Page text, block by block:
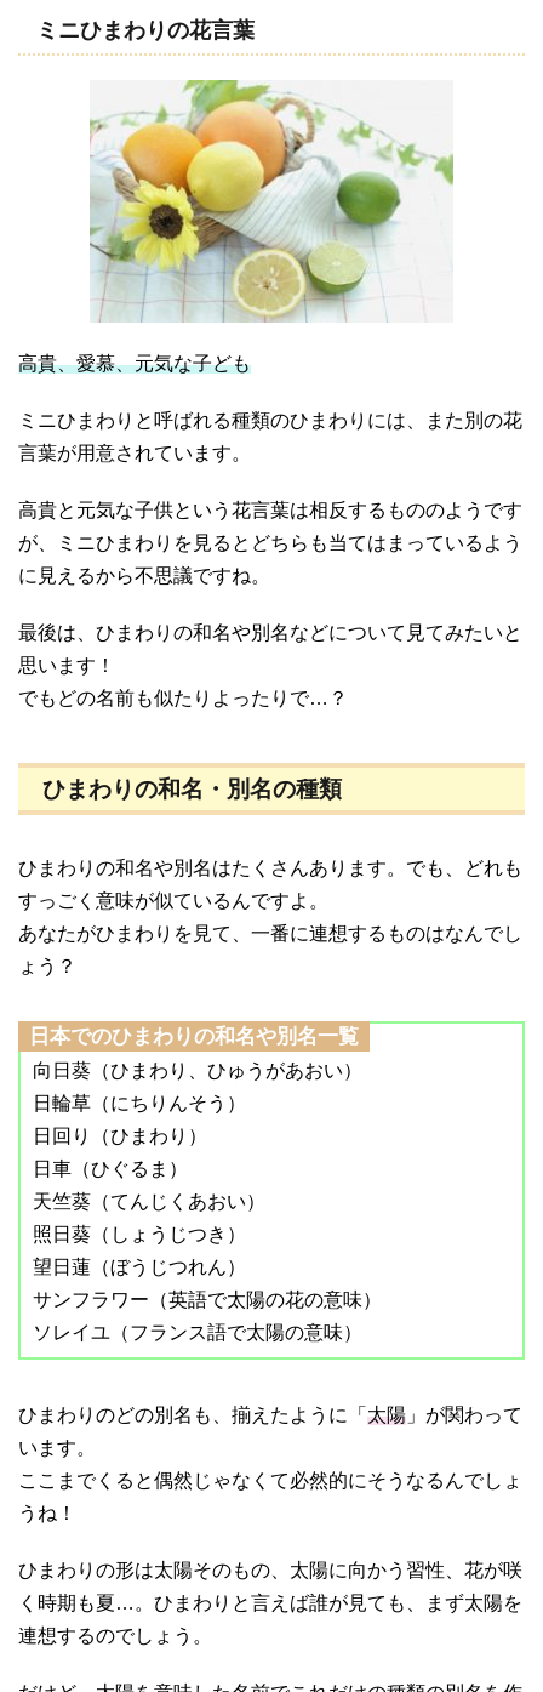
ミニひまわりの花言葉
高貴、愛慕、元気な子ども
ミニひまわりと呼ばれる種類のひまわりには、また別の花
言葉が用意されています。
高貴と元気な子供という花言葉は相反するもののようです
が、ミニひまわりを見るとどちらも当てはまっているよう
に見えるから不思議ですね。
最後は、ひまわりの和名や別名などについて見てみたいと
思います！
でもどの名前も似たりよったりで…？
ひまわりの和名・別名の種類
ひまわりの和名や別名はたくさんあります。でも、どれも
すっごく意味が似ているんですよ。
あなたがひまわりを見て、一番に連想するものはなんでし
ょう？
日本でのひまわりの和名や別名一覧
向日葵（ひまわり、ひゅうがあおい）
日輪草（にちりんそう）
日回り（ひまわり）
日車（ひぐるま）
天竺葵（てんじくあおい）
照日葵（しょうじつき）
望日蓮（ぼうじつれん）
サンフラワー（英語で太陽の花の意味）
ソレイユ（フランス語で太陽の意味）
ひまわりのどの別名も、揃えたように「 太陽 」が関わって
います。
ここまでくると偶然じゃなくて必然的にそうなるんでしょ
うね！
ひまわりの形は太陽そのもの、太陽に向かう習性、花が咲
く時期も夏…。ひまわりと言えば誰が見ても、まず太陽を
連想するのでしょう。